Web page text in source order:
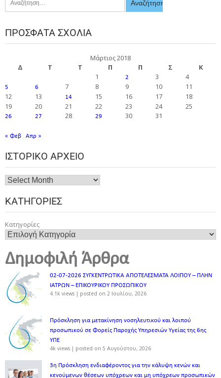
ΠΡΌΣΦΑΤΑ ΣΧΌΛΙΑ
Μάρτιος 2018
Δ
Τ Τ Π Π Σ
Κ
1
2 3 4
5 6 7 8 9 10
11
12
13 14 15 16 17
18
19
20 21 22 23 24 25
26 27 28 29 30 31
« Φεβ Απρ »
ΙΣΤΟΡΙΚΌ ΑΡΧΕΊΟ
ΚΑΤΗΓΟΡΊΕΣ
Κατηγορίες
Δημοφιλή Άρθρα
02-07-2026 ΣΥΓΚΕΝΤΡΩΤΙΚΑ ΑΠΟΤΕΛΕΣΜΑΤΑ ΛΟΙΠΟΥ – ΠΛΗΝ
ΙΑΤΡΩΝ – ΕΠΙΚΟΥΡΙΚΟΥ ΠΡΟΣΩΠΙΚOY
4.1k views | posted on 2 Ιουλίου, 2026
Πρόσκληση για μετακίνηση νοσηλευτικού και λοιπού
προσωπικού σε Φορείς Παροχής Υπηρεσιών Υγείας της 6ης
ΥΠΕ
4k views | posted on 5 Αυγούστου, 2026
3η Πρόσκληση ενδιαφέροντος για την κάλυψη κενών και
κενούμενων θέσεων υπόχρεων και μη υπόχρεων προσωπικών